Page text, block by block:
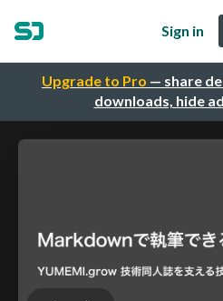
Upgrade to Pro — share
downloads, hide
Sign in